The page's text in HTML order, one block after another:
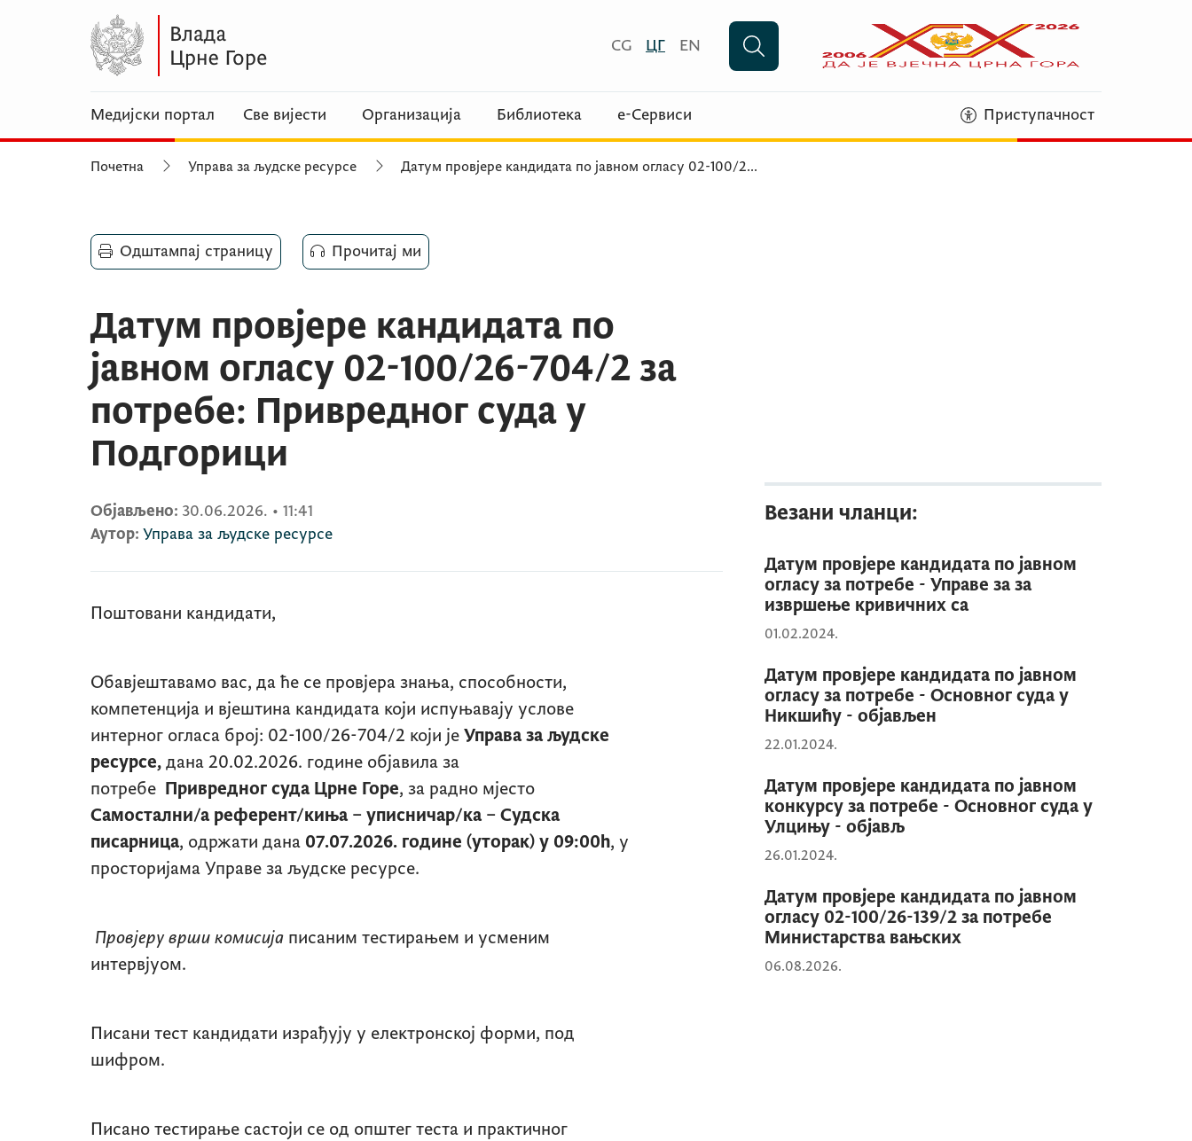
CG ЦГ EN
Медијски портал Све вијести Организација Библиотека е-Сервиси Приступачност
Почетна Управа за људске ресурсе Датум провјере кандидата по јавном огласу 02-100/2...
Одштампај страницу Прочитај ми
Датум провјере кандидата по
јавном огласу 02-100/26-704/2 за
потребе: Привредног суда у
Подгорици
Објављено: 30.06.2026. • 11:41
Аутор: Управа за људске ресурсе
Поштовани кандидати,
Обавјештавамо вас, да ће се провјера знања, способности,
компетенција и вјештина кандидата који испуњавају услове
интерног огласа број: 02-100/26-704/2 који је Управа за људске
ресурсе, дана 20.02.2026. године објавила за
потребе Привредног суда Црне Горе, за радно мјесто
Самостални/а референт/киња – уписничар/ка – Судска
писарница, одржати дана 07.07.2026. године (уторак) у 09:00h, у
просторијама Управе за људске ресурсе.
Провјеру врши комисија писаним тестирањем и усменим
интервјуом.
Писани тест кандидати израђују у електронској форми, под
шифром.
Писано тестирање састоји се од општег теста и практичног
Везани чланци:
Датум провјере кандидата по јавном
огласу за потребе - Управе за за
извршење кривичних са
01.02.2024.
Датум провјере кандидата по јавном
огласу за потребе - Основног суда у
Никшићу - објављен
22.01.2024.
Датум провјере кандидата по јавном
конкурсу за потребе - Основног суда у
Улцињу - објављ
26.01.2024.
Датум провјере кандидата по јавном
огласу 02-100/26-139/2 за потребе
Министарства вањских
06.08.2026.